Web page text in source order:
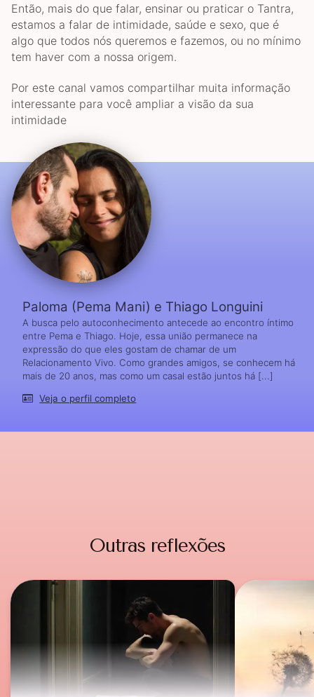
Então, mais do que falar, ensinar ou praticar o Tantra,
estamos a falar de intimidade, saúde e sexo, que é
algo que todos nós queremos e fazemos, ou no mínimo
tem haver com a nossa origem.
Por este canal vamos compartilhar muita informação
interessante para você ampliar a visão da sua
intimidade
Paloma (Pema Mani) e Thiago Longuini
A busca pelo autoconhecimento antecede ao encontro íntimo
entre Pema e Thiago. Hoje, essa união permanece na
expressão do que eles gostam de chamar de um
Relacionamento Vivo. Como grandes amigos, se conhecem há
mais de 20 anos, mas como um casal estão juntos há [...]
Veja o perfil completo
Outras reflexões